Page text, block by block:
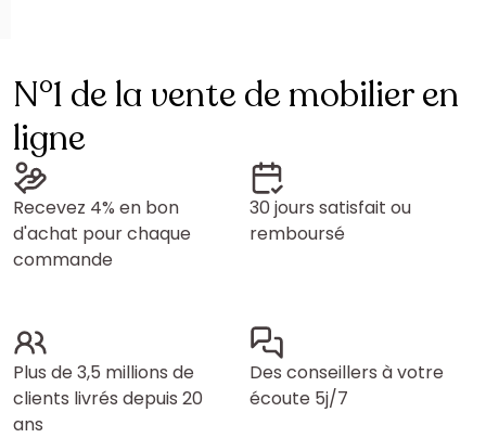
N°1 de la vente de mobilier en
ligne
Recevez 4% en bon
d'achat pour chaque
commande
30 jours satisfait ou
remboursé
Plus de 3,5 millions de
clients livrés depuis 20
ans
Des conseillers à votre
écoute 5j/7